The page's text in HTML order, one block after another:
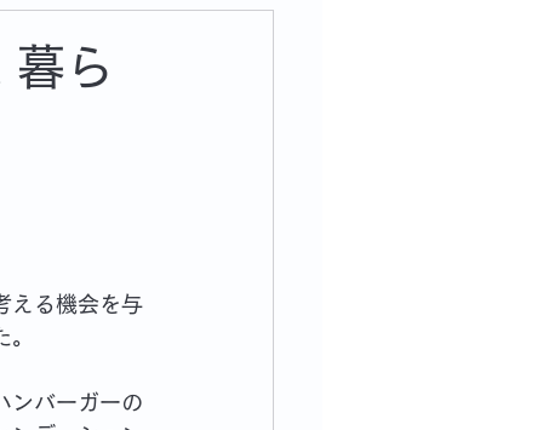
ら
える機会を与
ンバーガーの